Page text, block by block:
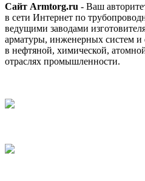
Сайт Armtorg.ru - Ваш
в сети Интернет по
ведущими заводами
арматуры, инженерных систем и
в нефтяной, химической,
отраслях промышленности.